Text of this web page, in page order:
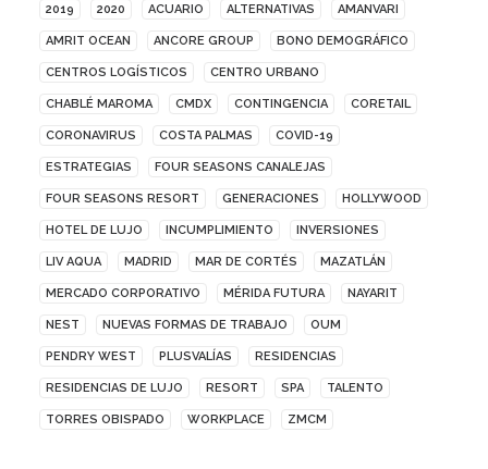
2019 2020 ACUARIO ALTERNATIVAS AMANVARI
AMRIT OCEAN ANCORE GROUP BONO DEMOGRÁFICO
CENTROS LOGÍSTICOS CENTRO URBANO
CHABLÉ MAROMA CMDX CONTINGENCIA CORETAIL
CORONAVIRUS COSTA PALMAS COVID-19
ESTRATEGIAS FOUR SEASONS CANALEJAS
FOUR SEASONS RESORT GENERACIONES HOLLYWOOD
HOTEL DE LUJO INCUMPLIMIENTO INVERSIONES
LIV AQUA MADRID MAR DE CORTÉS MAZATLÁN
MERCADO CORPORATIVO MÉRIDA FUTURA NAYARIT
NEST NUEVAS FORMAS DE TRABAJO OUM
PENDRY WEST PLUSVALÍAS RESIDENCIAS
RESIDENCIAS DE LUJO RESORT SPA TALENTO
TORRES OBISPADO WORKPLACE ZMCM